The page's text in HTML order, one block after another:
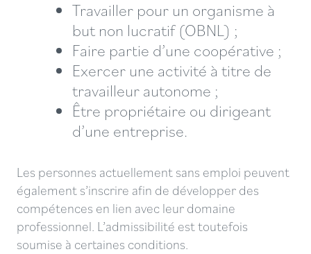
Travailler pour un organisme à
but non lucratif (OBNL) ;
Faire partie d’une coopérative ;
Exercer une activité à titre de
travailleur autonome ;
Être propriétaire ou dirigeant
d’une entreprise.
Les personnes actuellement sans emploi peuvent
également s’inscrire afin de développer des
compétences en lien avec leur domaine
professionnel. L’admissibilité est toutefois
soumise à certaines conditions.